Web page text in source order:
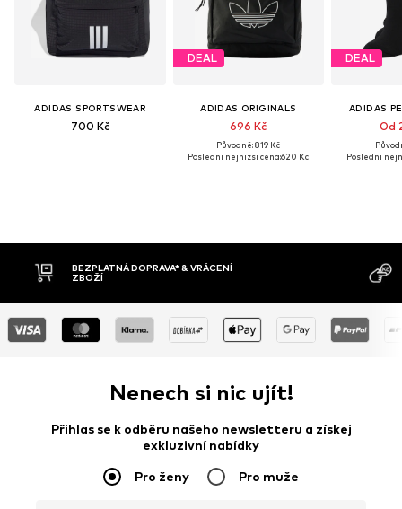
ADIDAS SPORTSWEAR
700 Kč
DEAL
ADIDAS ORIGINALS
696 Kč
Původně: 819 Kč
Poslední nejnižší cena:620 Kč
DEAL
ADIDAS
Od
Poslední
DOBÍRKA
MOŽNOST
Nenech si nic ujít!
Přihlas se k odběru našeho newsletteru a získej
exkluzivní nabídky
Pro ženy Pro muže